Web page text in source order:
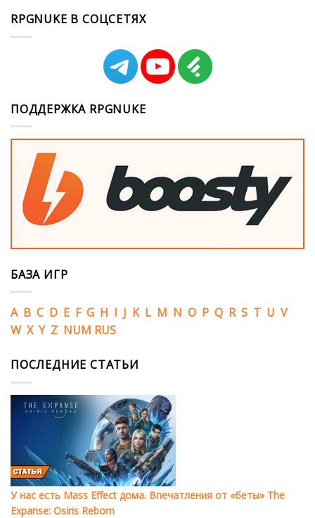
RPGNUKE В СОЦСЕТЯХ
ПОДДЕРЖКА RPGNUKE
БАЗА ИГР
A B C D E F G H I J K L M N O P Q R S T U V
W X Y Z NUM RUS
ПОСЛЕДНИЕ СТАТЬИ
У нас есть Mass Effect дома. Впечатления от «беты» The
Expanse: Osiris Reborn